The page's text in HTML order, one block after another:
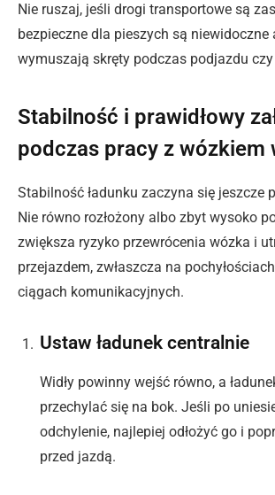
Nie ruszaj, jeśli drogi transportowe są
bezpieczne dla pieszych są niewidoczne
wymuszają skręty podczas podjazdu
Stabilność i prawidłowy
podczas pracy z wózkiem
Stabilność ładunku zaczyna się jeszcze
Nie równo rozłożony albo zbyt wysoko
zwiększa ryzyko przewrócenia wózka i
przejazdem, zwłaszcza na
ciągach komunikacyjnych.
Ustaw ładunek centralnie
Widły powinny wejść równo, a
przechylać się na bok. Jeśli po
odchylenie, najlepiej odłożyć go i
przed jazdą.